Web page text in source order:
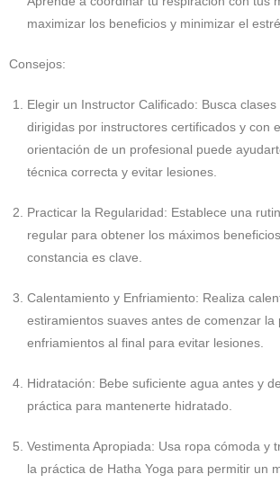
maximizar los beneficios y minimizar el
Consejos:
Elegir un Instructor Calificado: Busca
dirigidas por instructores certificados y con
orientación de un profesional puede
técnica correcta y evitar lesiones.
Practicar la Regularidad: Establece una
regular para obtener los máximos
constancia es clave.
Calentamiento y Enfriamiento: Realiza
estiramientos suaves antes de comenzar la
enfriamientos al final para evitar lesiones.
Hidratación: Bebe suficiente agua antes y
práctica para mantenerte hidratado.
Vestimenta Apropiada: Usa ropa cómoda y
la práctica de Hatha Yoga para permitir un